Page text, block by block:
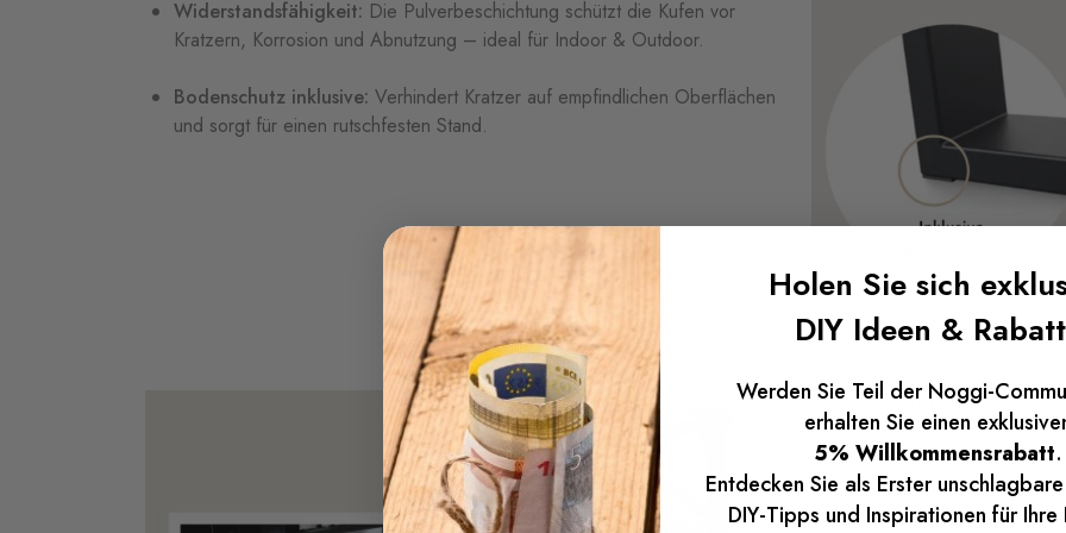
Widerstandsfähigkeit: Die Pulverbeschichtung schützt die Kufen vor
Kratzern, Korrosion und Abnutzung – ideal für Indoor & Outdoor.
Bodenschutz inklusive: Verhindert Kratzer auf empfindlichen Oberflächen
und sorgt für einen rutschfesten Stand.
Vielseitigkeit trifft Design
Unsere Möbelkufen in
Einrichtungsstil – von
Dank der verschiedenen
Holen Sie sich
DIY Ideen &
Werden Sie Teil der Noggi-
erhalten Sie einen
5% Willkommensrabatt.
Entdecken Sie als Erster
DIY-Tipps und Inspirationen für